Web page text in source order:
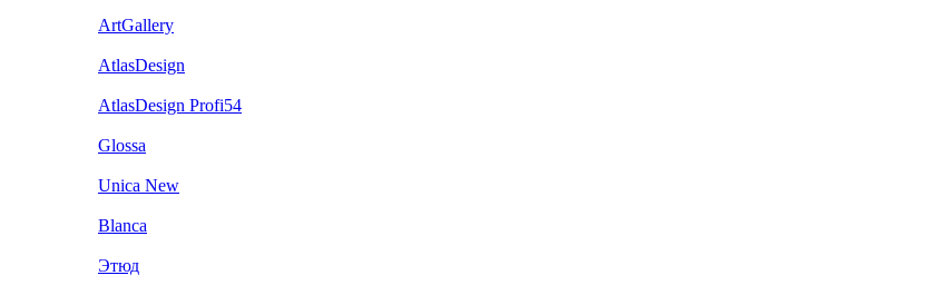
ArtGallery
AtlasDesign
AtlasDesign Profi54
Glossa
Unica New
Blanca
Этюд